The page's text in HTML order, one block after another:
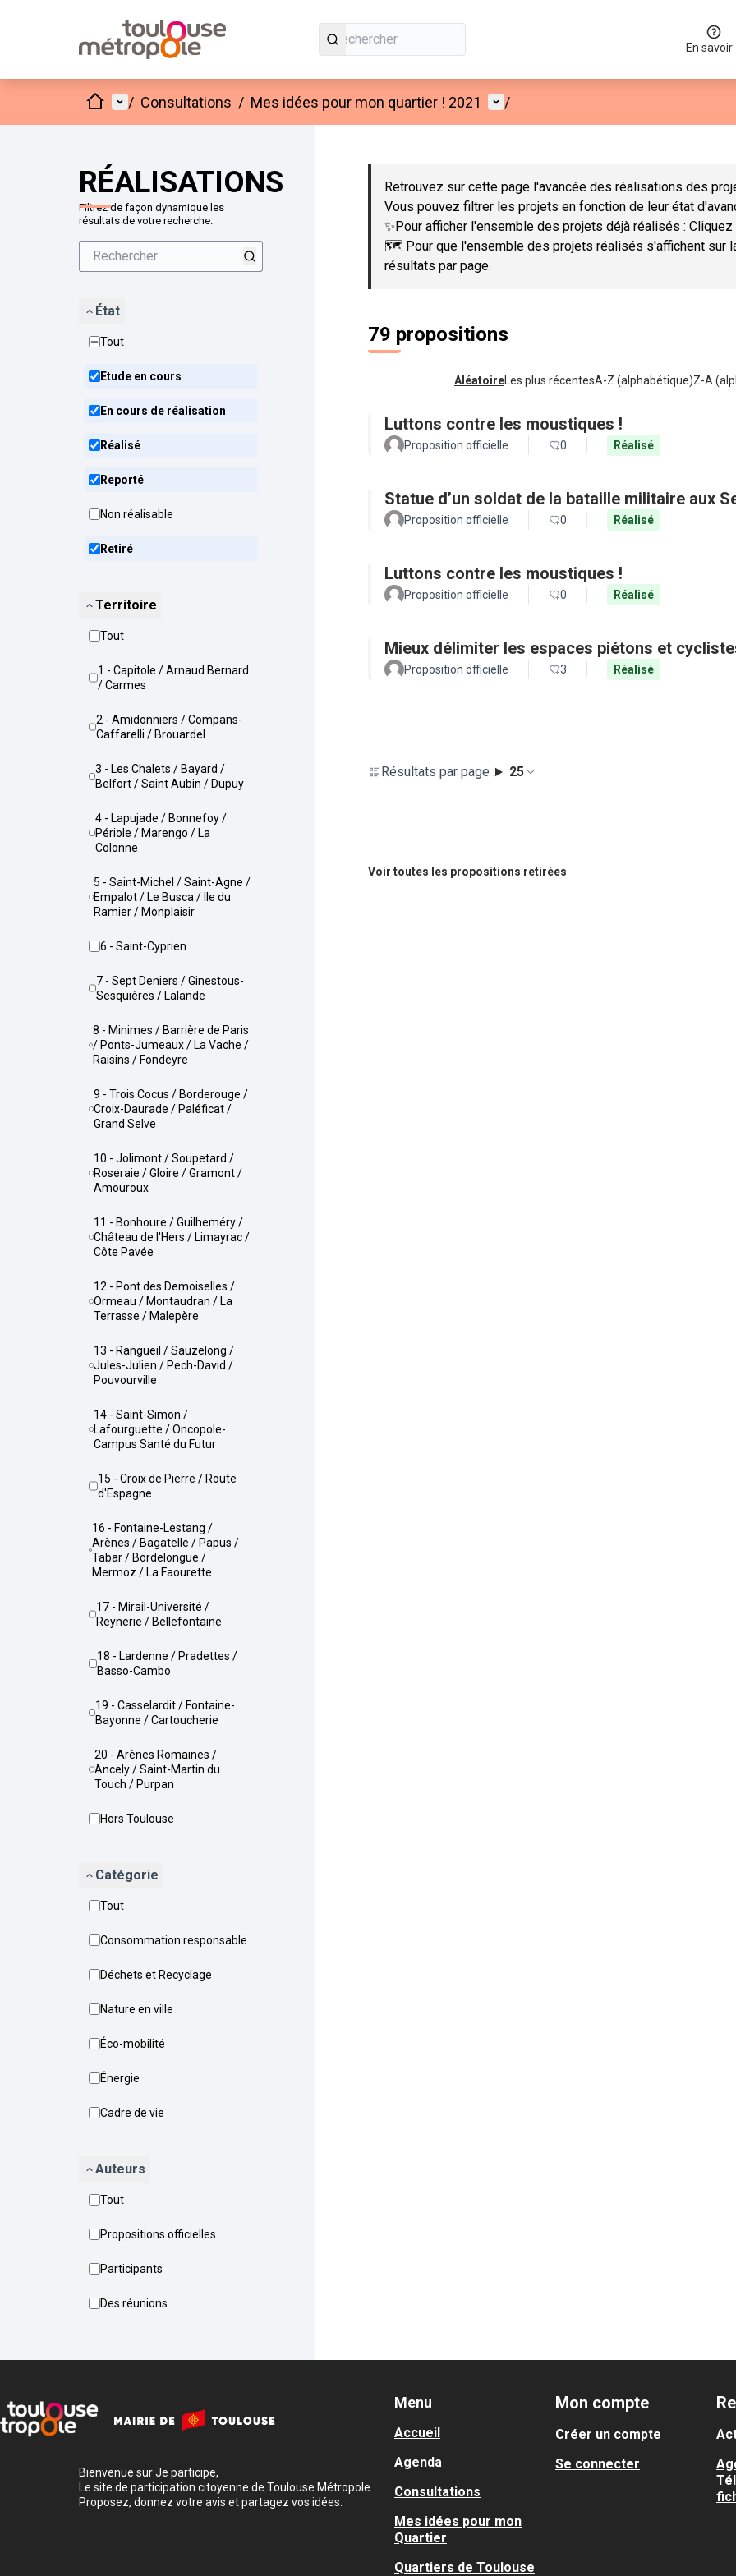
En savoir
AccueilMenu principal
/ Consultations / Mes idées pour mon quartier ! 2021 Menu utilisateur
/
RÉALISATIONS
Filtrez de façon dynamique les
résultats de votre recherche.
État
Tout
Etude en cours
En cours de réalisation
Réalisé
Reporté
Non réalisable
Retiré
Territoire
Tout
1 - Capitole / Arnaud Bernard
/ Carmes
2 - Amidonniers / Compans-
Caffarelli / Brouardel
3 - Les Chalets / Bayard /
Belfort / Saint Aubin / Dupuy
4 - Lapujade / Bonnefoy /
Périole / Marengo / La
Colonne
5 - Saint-Michel / Saint-Agne /
Empalot / Le Busca / Ile du
Ramier / Monplaisir
6 - Saint-Cyprien
7 - Sept Deniers / Ginestous-
Sesquières / Lalande
8 - Minimes / Barrière de Paris
/ Ponts-Jumeaux / La Vache /
Raisins / Fondeyre
9 - Trois Cocus / Borderouge /
Croix-Daurade / Paléficat /
Grand Selve
10 - Jolimont / Soupetard /
Roseraie / Gloire / Gramont /
Amouroux
11 - Bonhoure / Guilheméry /
Château de l'Hers / Limayrac /
Côte Pavée
12 - Pont des Demoiselles /
Ormeau / Montaudran / La
Terrasse / Malepère
13 - Rangueil / Sauzelong /
Jules-Julien / Pech-David /
Pouvourville
14 - Saint-Simon /
Lafourguette / Oncopole-
Campus Santé du Futur
15 - Croix de Pierre / Route
d'Espagne
16 - Fontaine-Lestang /
Arènes / Bagatelle / Papus /
Tabar / Bordelongue /
Mermoz / La Faourette
17 - Mirail-Université /
Reynerie / Bellefontaine
18 - Lardenne / Pradettes /
Basso-Cambo
19 - Casselardit / Fontaine-
Bayonne / Cartoucherie
20 - Arènes Romaines /
Ancely / Saint-Martin du
Touch / Purpan
Hors Toulouse
Catégorie
Tout
Consommation responsable
Déchets et Recyclage
Nature en ville
Éco-mobilité
Énergie
Cadre de vie
Auteurs
Tout
Propositions officielles
Participants
Des réunions
Passer la carte
Retrouvez sur cette page l'avancée des réalisations des
Vous pouvez filtrer les projets en fonction de leur état
✨Pour afficher l'ensemble des projets déjà réalisés :
🗺️ Pour que l'ensemble des projets réalisés s'affichent sur
résultats par page.
79 propositions
Aléatoire Les plus récentesA-Z (alphabétique)Z-A
Luttons contre les moustiques !
Proposition officielle 0 Réalisé
Statue d’un soldat de la bataille militaire aux
Proposition officielle 0 Réalisé
Luttons contre les moustiques !
Proposition officielle 0 Réalisé
Mieux délimiter les espaces piétons et
Proposition officielle 3 Réalisé
Résultats par page : 25
Voir toutes les propositions retirées
Bienvenue sur Je participe,
Le site de participation citoyenne de Toulouse Métropole.
Proposez, donnez votre avis et partagez vos idées.
Menu
Accueil
Agenda
Consultations
Mes idées pour mon
Quartier
Quartiers de Toulouse
Mon compte
Créer un compte
Se connecter